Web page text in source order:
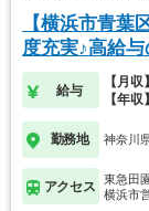
【横浜市青葉
度充実♪高給
給与
【月
【年
勤務地 神奈川
アクセス
東急田
横浜市